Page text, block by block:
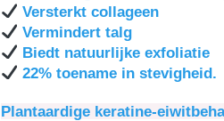
Versterkt collageen
Vermindert talg
Biedt natuurlijke exfoliatie
22% toename in stevigheid.
Plantaardige keratine-